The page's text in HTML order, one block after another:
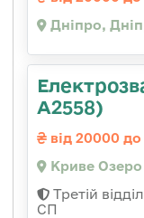
Дніпро,
А2558)
від 20000
Криве Озеро
Третій
СП